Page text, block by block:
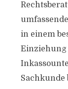
in einem
Einziehung